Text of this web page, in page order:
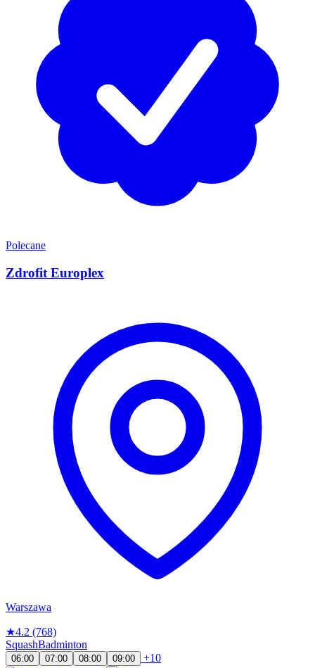
Polecane
Zdrofit Europlex
Warszawa
★4.2 (768)
SquashBadminton
06:00 07:00 08:00 09:00
+10